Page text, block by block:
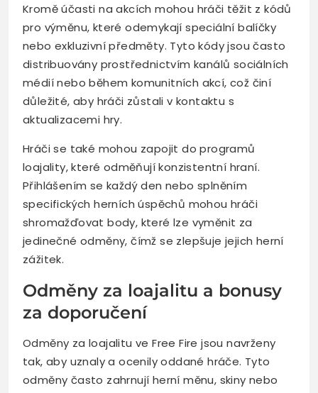
Kromě účasti na akcích mohou hráči těžit z kódů
pro výměnu, které odemykají speciální balíčky
nebo exkluzivní předměty. Tyto kódy jsou často
distribuovány prostřednictvím kanálů sociálních
médií nebo během komunitních akcí, což činí
důležité, aby hráči zůstali v kontaktu s
aktualizacemi hry.
Hráči se také mohou zapojit do programů
loajality, které odměňují konzistentní hraní.
Přihlášením se každý den nebo splněním
specifických herních úspěchů mohou hráči
shromažďovat body, které lze vyměnit za
jedinečné odměny, čímž se zlepšuje jejich herní
zážitek.
Odměny za loajalitu a bonusy
za doporučení
Odměny za loajalitu ve Free Fire jsou navrženy
tak, aby uznaly a ocenily oddané hráče. Tyto
odměny často zahrnují herní měnu, skiny nebo